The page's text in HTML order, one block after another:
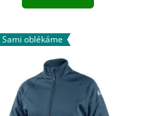
Sami oblékáme